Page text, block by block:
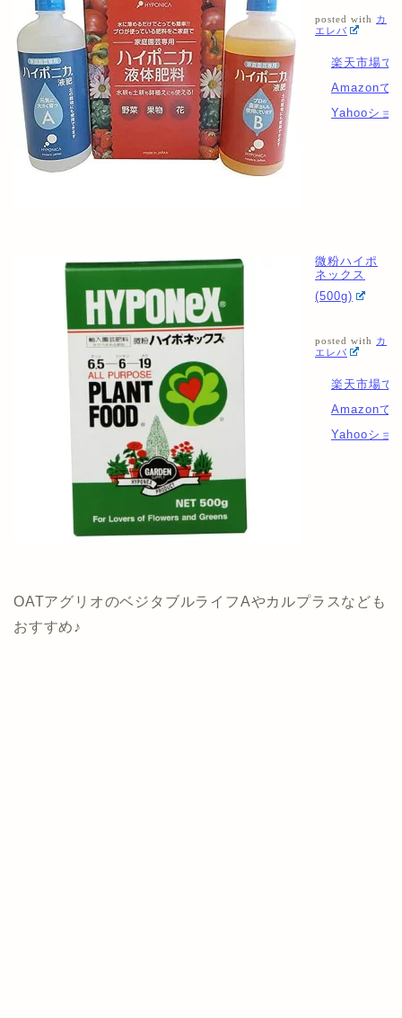
posted with カ
エレバ
楽天市場で
Amazonで
Yahooショ
微粉ハイポ
ネックス
(500g)
posted with カ
エレバ
楽天市場で
Amazonで
Yahooショ
OATアグリオのベジタブルライフAやカルプラスなども
おすすめ♪